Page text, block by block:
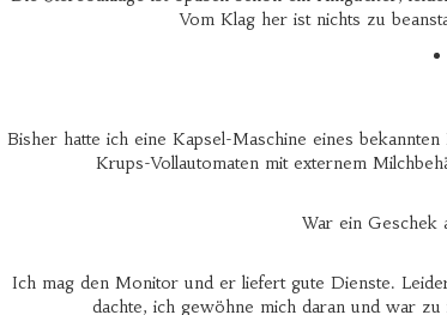
Vom Klag her ist nichts zu
Bisher hatte ich eine Kapsel-Maschine eines
Krups-Vollautomaten mit externem
War ein Geschek
Ich mag den Monitor und er liefert gute Dienste.
dachte, ich gewöhne mich daran und war